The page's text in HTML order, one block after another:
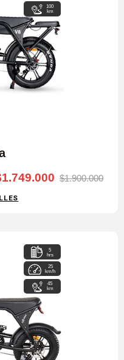
100
km
$1.900.000
5
hrs
25
km/h
45
km